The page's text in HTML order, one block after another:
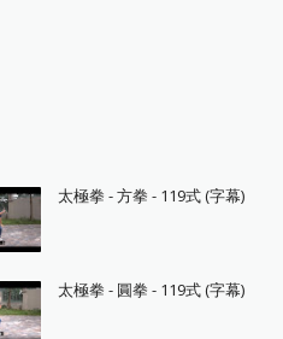
太極拳 - 方拳 - 119式 (字幕)
太極拳 - 圓拳 - 119式 (字幕)